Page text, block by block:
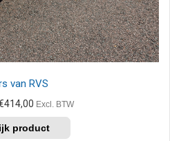
van RVS
414,00 Prijsklasse:
tot
Excl. BTW
product